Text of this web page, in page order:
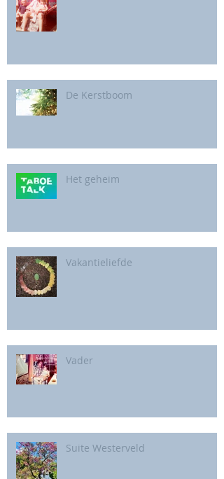
De Kerstboom
Het geheim
Vakantieliefde
Vader
Suite Westerveld